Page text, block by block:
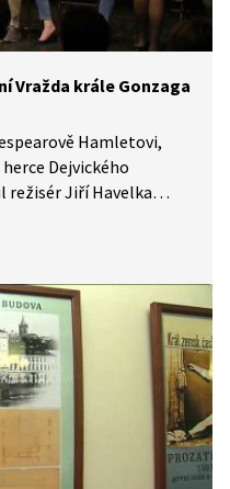
Vražda krále Gonzaga
Hamletovi,
Dejvického
režisér Jiří Havelka